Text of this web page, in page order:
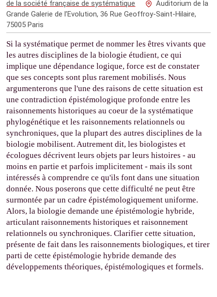
de la société française de systématique
Auditorium de la
Grande Galerie de l’Evolution, 36 Rue Geoffroy-Saint-Hilaire,
75005 Paris
Si la systématique permet de nommer les êtres vivants que
les autres disciplines de la biologie étudient, ce qui
implique une dépendance logique, force est de constater
que ses concepts sont plus rarement mobilisés. Nous
argumenterons que l'une des raisons de cette situation est
une contradiction épistémologique profonde entre les
raisonnements historiques au coeur de la systématique
phylogénétique et les raisonnements relationnels ou
synchroniques, que la plupart des autres disciplines de la
biologie mobilisent. Autrement dit, les biologistes et
écologues décrivent leurs objets par leurs histoires - au
moins en partie et parfois implicitement - mais ils sont
intéressés à comprendre ce qu'ils font dans une situation
donnée. Nous poserons que cette difficulté ne peut être
surmontée par un cadre épistémologiquement uniforme.
Alors, la biologie demande une épistémologie hybride,
articulant raisonnements historiques et raisonnement
relationnels ou synchroniques. Clarifier cette situation,
présente de fait dans les raisonnements biologiques, et tirer
parti de cette épistémologie hybride demande des
développements théoriques, épistémologiques et formels.